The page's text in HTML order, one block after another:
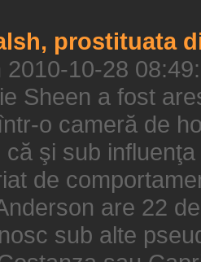
prostituata
2010-10-28
Sheen a fost
o cameră de
că şi sub
de
are 22
sub alte